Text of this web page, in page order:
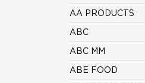
AA PRODUCTS
ABC
ABC MM
ABE FOOD